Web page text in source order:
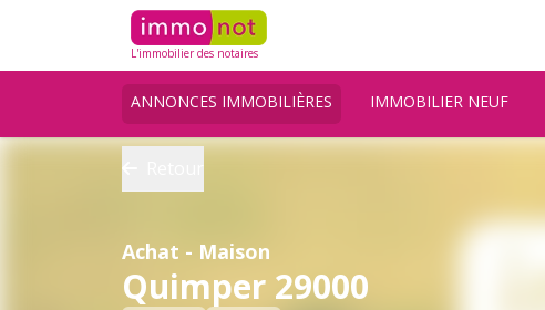
L'immobilier des notaires
ANNONCES IMMOBILIÈRES IMMOBILIER NEUF
Achat - Maison
Quimper 29000